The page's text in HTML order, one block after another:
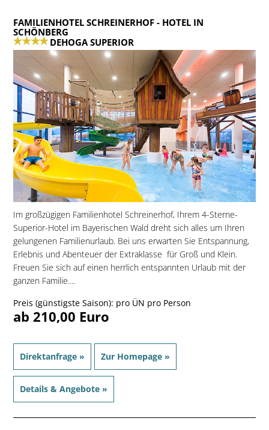
FAMILIENHOTEL SCHREINERHOF- HOTEL IN
SCHÖNBERG
DEHOGA SUPERIOR
Im großzügigen Familienhotel Schreinerhof, Ihrem 4-Sterne-
Superior-Hotel im Bayerischen Wald dreht sich alles um Ihren
gelungenen Familienurlaub. Bei uns erwarten Sie Entspannung,
Erlebnis und Abenteuer der Extraklasse  für Groß und Klein.
Freuen Sie sich auf einen herrlich entspannten Urlaub mit der
ganzen Familie....
Preis (günstigste Saison): pro ÜN pro Person
ab 210,00 Euro
Direktanfrage » Zur Homepage »
Details & Angebote »